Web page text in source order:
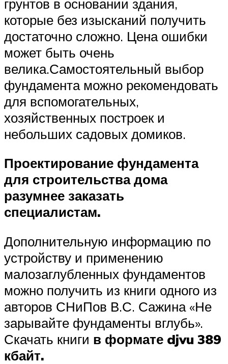
грунтов в основании здания,
которые без изысканий получить
достаточно сложно. Цена ошибки
может быть очень
велика.Самостоятельный выбор
фундамента можно рекомендовать
для вспомогательных,
хозяйственных построек и
небольших садовых домиков.
Проектирование фундамента
для строительства дома
разумнее заказать
специалистам.
Дополнительную информацию по
устройству и применению
малозаглубленных фундаментов
можно получить из книги одного из
авторов СНиПов В.С. Сажина «Не
зарывайте фундаменты вглубь».
Скачать книги в формате djvu 389
кбайт.